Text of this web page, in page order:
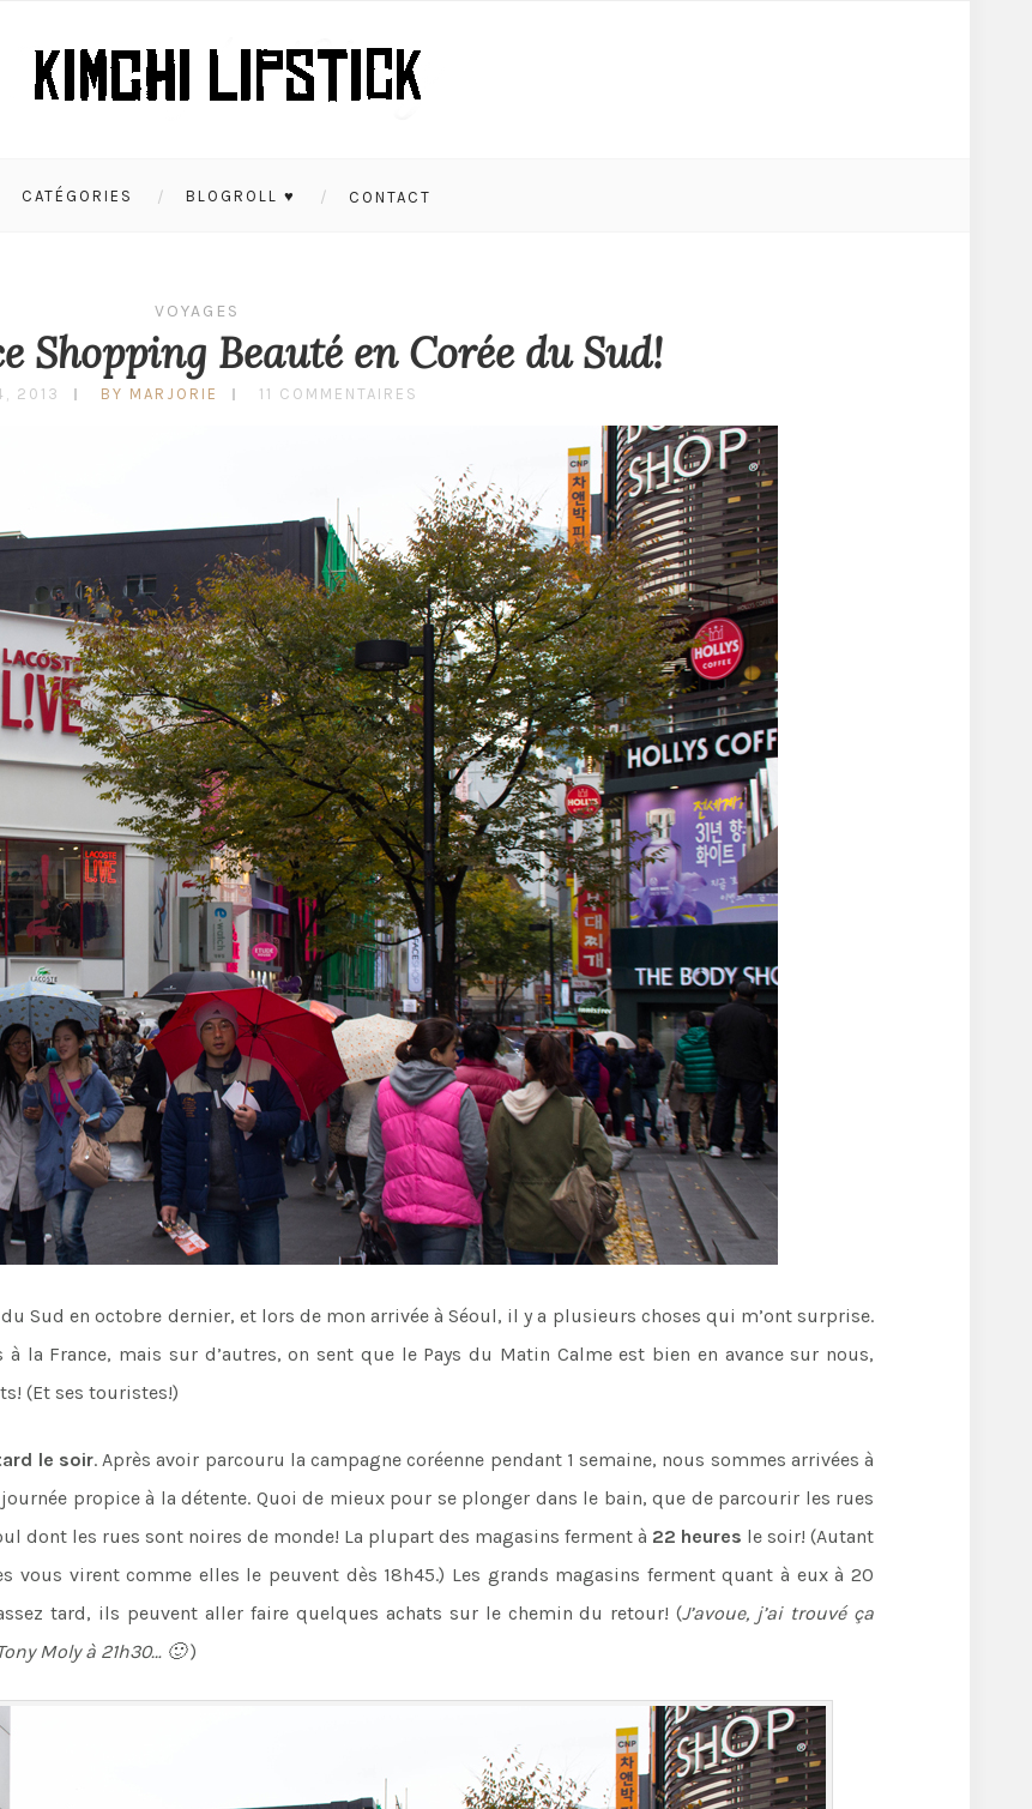
CATÉGORIES BLOGROLL ♥ CONTACT
VOYAGES
Shopping Beauté en Corée du Sud!
2013 BY MARJORIE 11 COMMENTAIRES
Sud en octobre dernier, et lors de mon arrivée à Séoul, il y a plusieurs choses qui m’ont surprise.
la France, mais sur d’autres, on sent que le Pays du Matin Calme est bien en avance sur nous,
(Et ses touristes!)
le soir. Après avoir parcouru la campagne coréenne pendant 1 semaine, nous sommes arrivées à
propice à la détente. Quoi de mieux pour se plonger dans le bain, que de parcourir les rues
dont les rues sont noires de monde! La plupart des magasins ferment à 22 heures le soir! (Autant
vous virent comme elles le peuvent dès 18h45.) Les grands magasins ferment quant à eux à 20
tard, ils peuvent aller faire quelques achats sur le chemin du retour! (J’avoue, j’ai trouvé ça
Moly à 21h30… 🙂)